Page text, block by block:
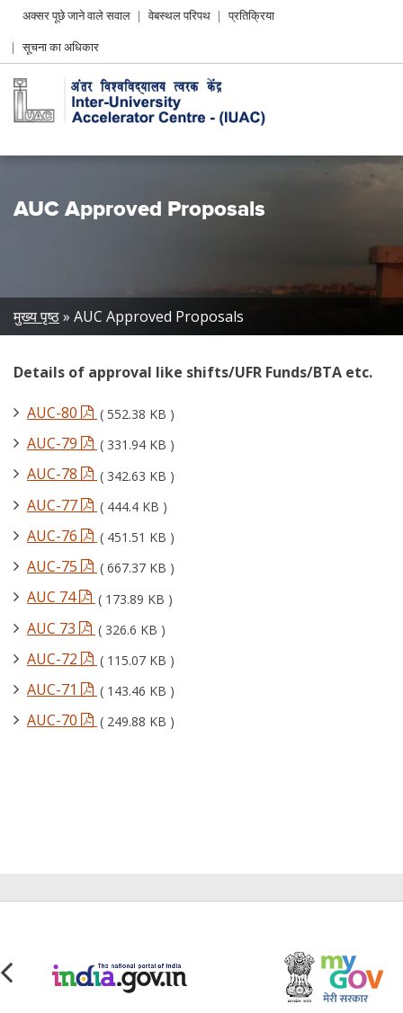
Header
menu
अक्सर पूछे जाने वाले सवाल वेबस्थल परिपथ
प्रतिक्रिया
सूचना का अधिकार
AUC Approved Proposals
Breadcrumb
मुख्य पृष्ठ AUC Approved Proposals
Details of approval like shifts/UFR Funds/BTA etc.
AUC-80 ( 552.38 KB )
AUC-79 ( 331.94 KB )
AUC-78 ( 342.63 KB )
AUC-77 ( 444.4 KB )
AUC-76 ( 451.51 KB )
AUC-75 ( 667.37 KB )
AUC 74 ( 173.89 KB )
AUC 73 ( 326.6 KB )
AUC-72 ( 115.07 KB )
AUC-71 ( 143.46 KB )
AUC-70 ( 249.88 KB )